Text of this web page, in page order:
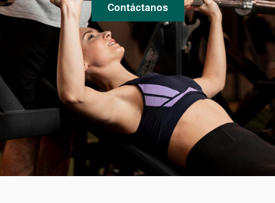
Contáctanos